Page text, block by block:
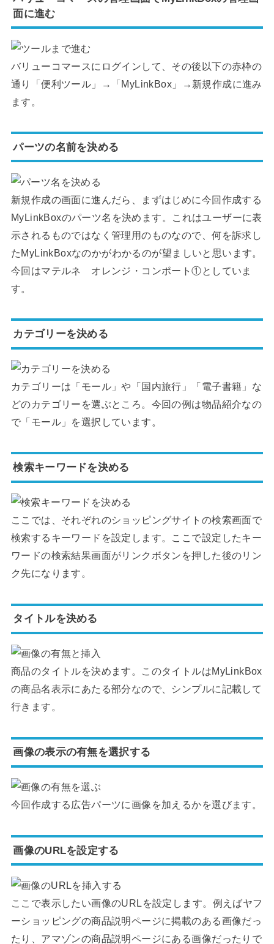
面に進む
バリューコマースにログインして、その後以下の赤枠の
通り「便利ツール」→「MyLinkBox」→新規作成に進み
ます。
パーツの名前を決める
新規作成の画面に進んだら、まずはじめに今回作成する
MyLinkBoxのパーツ名を決めます。これはユーザーに表
示されるものではなく管理用のものなので、何を訴求し
たMyLinkBoxなのかがわかるのが望ましいと思います。
今回はマテルネ オレンジ・コンポート①としていま
す。
カテゴリーを決める
カテゴリーは「モール」や「国内旅行」「電子書籍」な
どのカテゴリーを選ぶところ。今回の例は物品紹介なの
で「モール」を選択しています。
検索キーワードを決める
ここでは、それぞれのショッピングサイトの検索画面で
検索するキーワードを設定します。ここで設定したキー
ワードの検索結果画面がリンクボタンを押した後のリン
ク先になります。
タイトルを決める
商品のタイトルを決めます。このタイトルはMyLinkBox
の商品名表示にあたる部分なので、シンプルに記載して
行きます。
画像の表示の有無を選択する
今回作成する広告パーツに画像を加えるかを選びます。
画像のURLを設定する
ここで表示したい画像のURLを設定します。例えばヤフ
ーショッピングの商品説明ページに掲載のある画像だっ
たり、アマゾンの商品説明ページにある画像だったりで